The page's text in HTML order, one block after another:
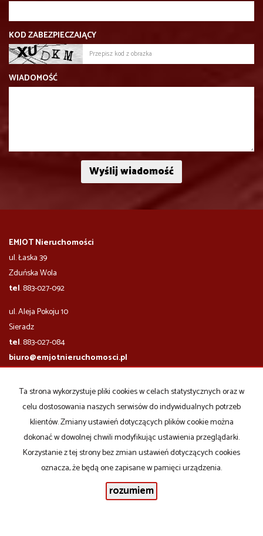
KOD ZABEZPIECZAJĄCY
WIADOMOŚĆ
EMJOT Nieruchomości
ul. Łaska 39
Zduńska Wola
tel. 883-027-092
ul. Aleja Pokoju 10
​​​​​Sieradz
tel. 883-027-084
biuro@emjotnieruchomosci.pl
godziny otwarcia biura:
poniedziałek - piątek10.00-17.00
sobotapo wcześniejszym uzgodnieniu
Mieszkaniana wynajem
Domyna wynajem
Działkina wynajem
Lokalena wynajem
Ta strona wykorzystuje pliki cookies w celach statystycznych oraz w
celu dostosowania naszych serwisów do indywidualnych potrzeb
klientów. Zmiany ustawień dotyczących plików cookie można
dokonać w dowolnej chwili modyfikując ustawienia przeglądarki.
Korzystanie z tej strony bez zmian ustawień dotyczących cookies
oznacza, że będą one zapisane w pamięci urządzenia.
rozumiem